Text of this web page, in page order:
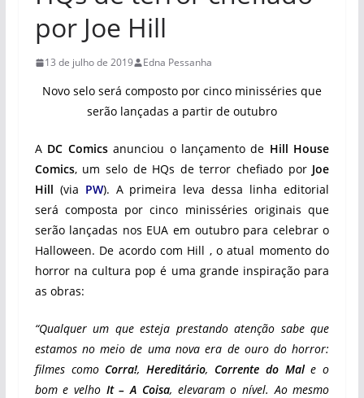
por Joe Hill
13 de julho de 2019 Edna Pessanha
Novo selo será composto por cinco minisséries que
serão lançadas a partir de outubro
A DC Comicsanunciou o lançamento de Hill House
Comics, um selo de HQs de terror chefiado por Joe
Hill (via PW). A primeira leva dessa linha editorial
será composta por cinco minisséries originais que
serão lançadas nos EUA em outubro para celebrar o
Halloween. De acordo com Hill , o atual momento do
horror na cultura pop é uma grande inspiração para
as obras:
“Qualquer um que esteja prestando atenção sabe que
estamos no meio de uma nova era de ouro do horror:
filmes como Corra!,Hereditário, Corrente do Male o
bom e velho It – A Coisa, elevaram o nível. Ao mesmo